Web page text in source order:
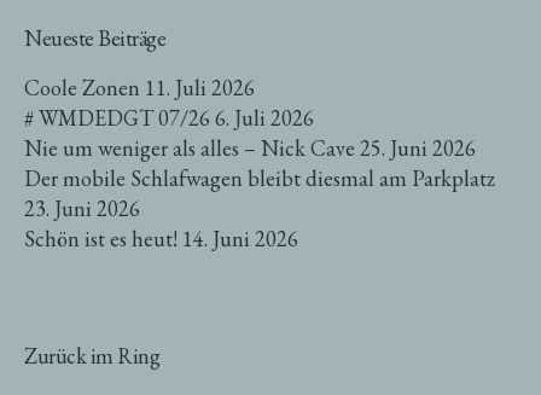
Neueste Beiträge
Coole Zonen 11. Juli 2026
# WMDEDGT 07/26 6. Juli 2026
Nie um weniger als alles – Nick Cave 25. Juni 2026
Der mobile Schlafwagen bleibt diesmal am Parkplatz
23. Juni 2026
Schön ist es heut! 14. Juni 2026
Zurück im Ring